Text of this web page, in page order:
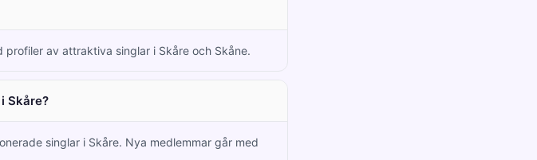
av attraktiva singlar i Skåre och Skåne.
Skåre?
singlar i Skåre. Nya medlemmar går med